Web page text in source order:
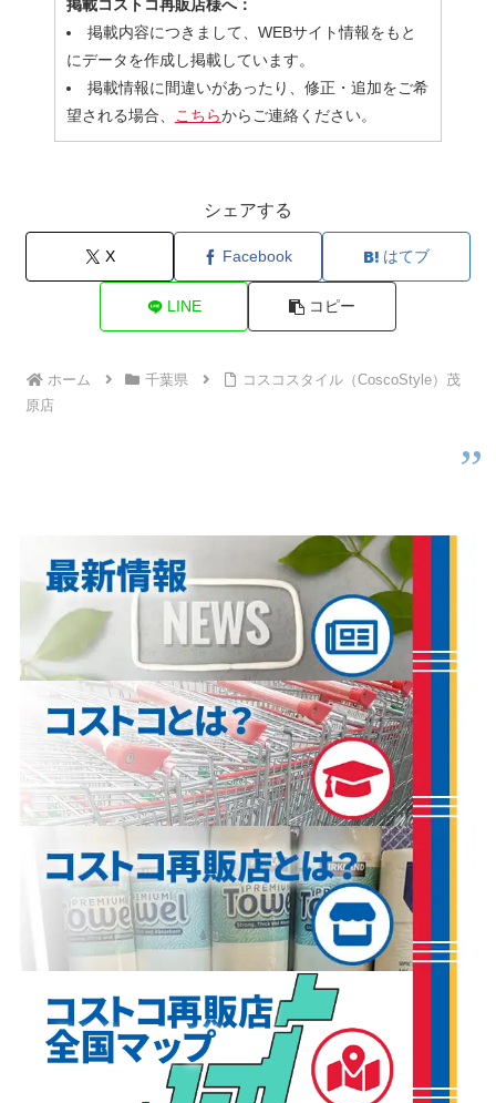
掲載コストコ再販店様へ：
掲載内容につきまして、WEBサイト情報をもと
にデータを作成し掲載しています。
掲載情報に間違いがあったり、修正・追加をご希
望される場合、 こちらからご連絡ください。
シェアする
X Facebook はてブ
LINE コピー
ホーム 千葉県
コスコスタイル（CoscoStyle）茂
原店